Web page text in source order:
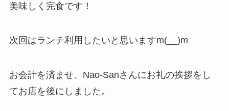
美味しく完食です！
次回はランチ利用したいと思いますm(__)m
お会計を済ませ、Nao-Sanさんにお礼の挨拶をし
てお店を後にしました。